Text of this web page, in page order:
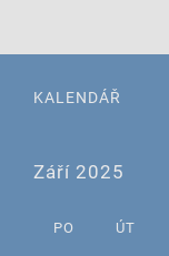
KALENDÁŘ
Září 2025
PO ÚT